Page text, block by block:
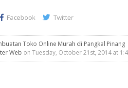
Facebook Twitter
Toko Online Murah di Pangkal Pinang
Web on Tuesday, October 21st, 2014 at